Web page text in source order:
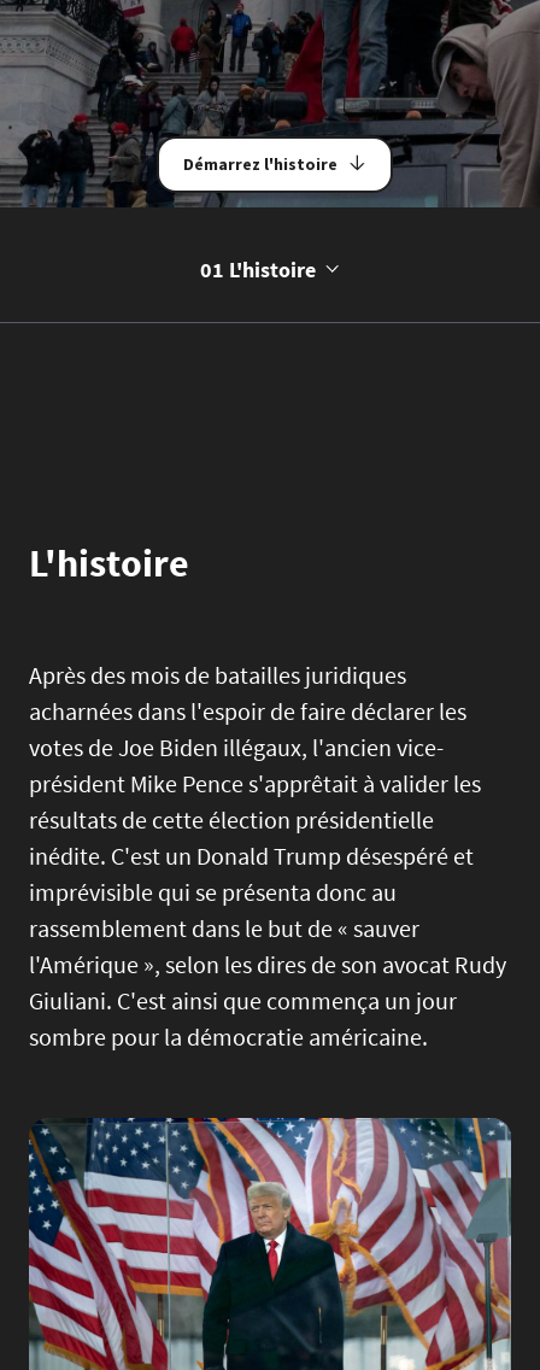
Démarrez l'histoire
01 L'histoire
L'histoire
Après des mois de batailles juridiques
acharnées dans l'espoir de faire déclarer les
votes de Joe Biden illégaux, l'ancien vice-
président Mike Pence s'apprêtait à valider les
résultats de cette élection présidentielle
inédite. C'est un Donald Trump désespéré et
imprévisible qui se présenta donc au
rassemblement dans le but de « sauver
l'Amérique », selon les dires de son avocat Rudy
Giuliani. C'est ainsi que commença un jour
sombre pour la démocratie américaine.
Image